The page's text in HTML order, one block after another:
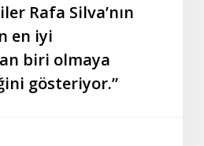
Rafa Silva’nın
en iyi
biri olmaya
gösteriyor.”